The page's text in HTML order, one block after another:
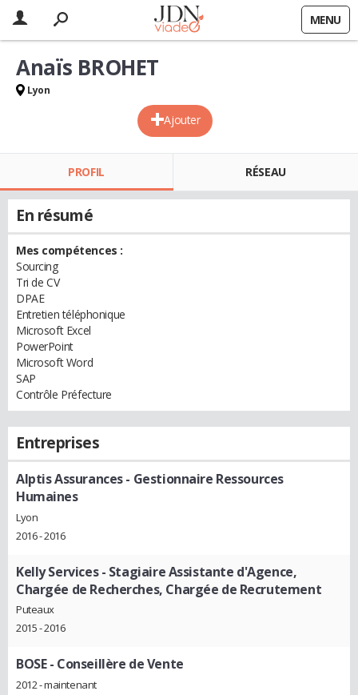
MENU
Ajouter
Anaïs BROHET
Lyon
PROFIL RÉSEAU
En résumé
Mes compétences :
Sourcing
Tri de CV
DPAE
Entretien téléphonique
Microsoft Excel
PowerPoint
Microsoft Word
SAP
Contrôle Préfecture
Entreprises
Alptis Assurances- Gestionnaire Ressources
Humaines
Lyon
2016 - 2016
Kelly Services- Stagiaire Assistante d'Agence,
Chargée de Recherches, Chargée de Recrutement
Puteaux
2015 - 2016
BOSE- Conseillère de Vente
2012 - maintenant